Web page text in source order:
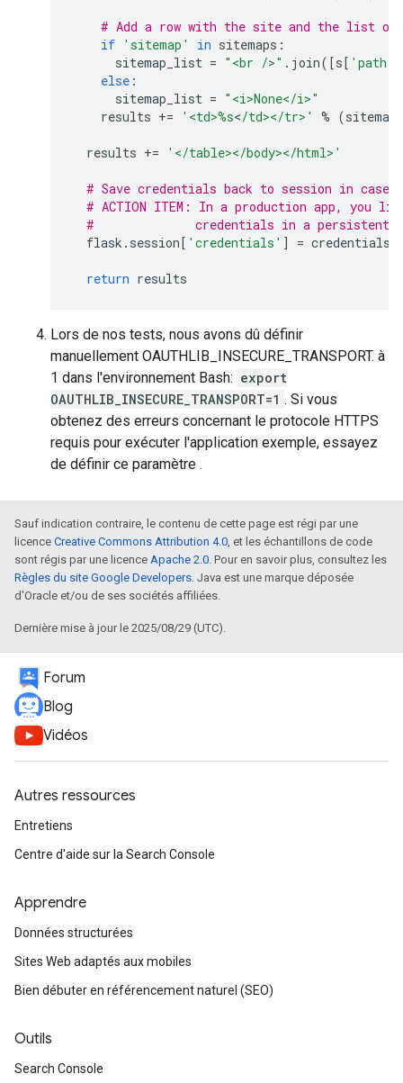
# Add a row with the site and the list of
if 'sitemap' in sitemaps :
sitemap_list = "<br />" . join([s[ 'path'
else :
sitemap_list = "<i>None</i>"
results += '<td>%s</td></tr>' % (
results += '</table></body></html>'
# Save credentials back to session in case
# ACTION ITEM: In a production app, you
#              credentials in a persistent
flask . session[ 'credentials' ] =
return results
Lors de nos tests, nous avons dû définir
manuellement OAUTHLIB_INSECURE_TRANSPORT. à
1 dans l'environnement Bash: export
OAUTHLIB_INSECURE_TRANSPORT=1 . Si vous
obtenez des erreurs concernant le protocole HTTPS
requis pour exécuter l'application exemple, essayez
de définir ce paramètre .
Sauf indication contraire, le contenu de cette page est régi par une
licence Creative Commons Attribution 4.0, et les échantillons de code
sont régis par une licence Apache 2.0. Pour en savoir plus, consultez les
Règles du site Google Developers. Java est une marque déposée
d'Oracle et/ou de ses sociétés affiliées.
Dernière mise à jour le 2025/08/29 (UTC).
Forum
Blog
Vidéos
Autres ressources
Entretiens
Centre d'aide sur la Search Console
Apprendre
Données structurées
Sites Web adaptés aux mobiles
Bien débuter en référencement naturel (SEO)
Outils
Search Console